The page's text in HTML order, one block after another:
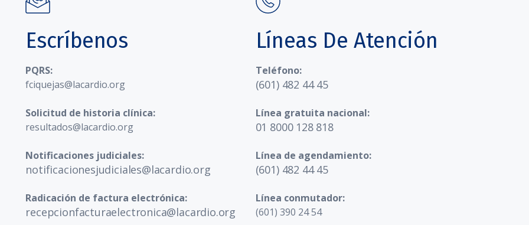
Escríbenos
PQRS:
fciquejas@lacardio.org
Solicitud de historia clínica:
resultados@lacardio.org
Notificaciones judiciales:
notificacionesjudiciales@lacardio.org
Radicación de factura electrónica:
recepcionfacturaelectronica@lacardio.org
Líneas De Atención
Teléfono:
(601) 482 44 45
Línea gratuita nacional:
01 8000 128 818
Línea de agendamiento:
(601) 482 44 45
Línea conmutador:
(601) 390 24 54